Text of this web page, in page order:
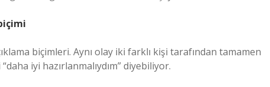
biçimleri. Aynı olay iki farklı kişi tarafından tamamen
iyi hazırlanmalıydım” diyebiliyor.